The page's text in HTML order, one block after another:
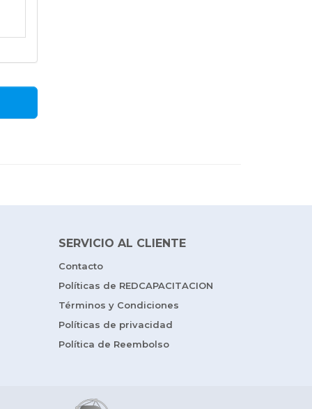
SERVICIO AL CLIENTE
Contacto
Políticas de REDCAPACITACION
Términos y Condiciones
Políticas de privacidad
Política de Reembolso